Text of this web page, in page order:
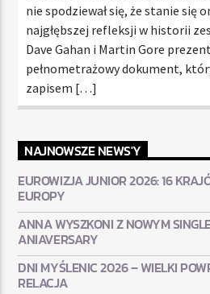
nie spodziewał się, że stanie się
najgłębszej refleksji w historii
Dave Gahan i Martin Gore
pełnometrażowy dokument,
zapisem […]
NAJNOWSZE NEWS'Y
EUROWIZJA JUNIOR 2026: 16
EUROPY
ANNA WYSZKONI Z NOWYM
ANIAVERSARY
DNI MYŚLENIC 2026 – WIELKI
RELACJA